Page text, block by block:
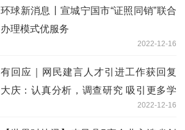
环球新消息丨宣城宁国市“证照同销”联合
办理模式优服务
2022-12-16
有回应｜网民建言人才引进工作获回复
大庆：认真分析，调查研究 吸引更多学
2022-12-16